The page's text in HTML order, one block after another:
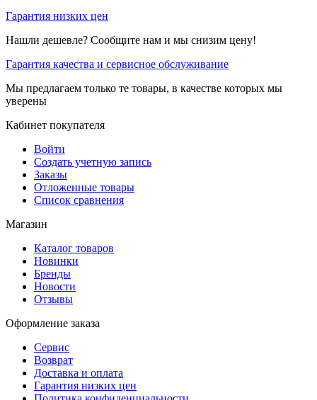
Гарантия низких цен
Нашли дешевле? Сообщите нам и мы снизим цену!
Гарантия качества и сервисное обслуживание
Мы предлагаем только те товары, в качестве которых мы
уверены
Кабинет покупателя
Войти
Создать учетную запись
Заказы
Отложенные товары
Список сравнения
Магазин
Каталог товаров
Новинки
Бренды
Новости
Отзывы
Оформление заказа
Сервис
Возврат
Доставка и оплата
Гарантия низких цен